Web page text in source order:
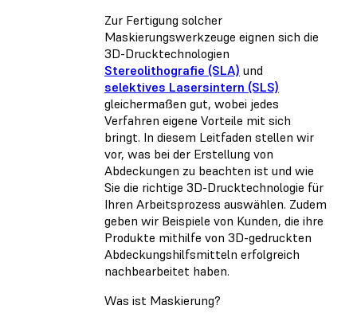
Zur Fertigung solcher
Maskierungswerkzeuge eignen sich die
3D-Drucktechnologien
Stereolithografie (SLA) und
selektives Lasersintern (SLS)
gleichermaßen gut, wobei jedes
Verfahren eigene Vorteile mit sich
bringt. In diesem Leitfaden stellen wir
vor, was bei der Erstellung von
Abdeckungen zu beachten ist und wie
Sie die richtige 3D-Drucktechnologie für
Ihren Arbeitsprozess auswählen. Zudem
geben wir Beispiele von Kunden, die ihre
Produkte mithilfe von 3D-gedruckten
Abdeckungshilfsmitteln erfolgreich
nachbearbeitet haben.
Was ist Maskierung?